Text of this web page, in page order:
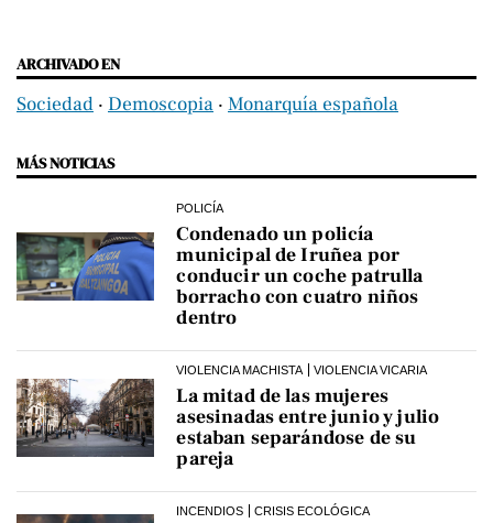
ARCHIVADO EN
Sociedad ‧ Demoscopia ‧ Monarquía española
MÁS NOTICIAS
POLICÍA
Condenado un policía
municipal de Iruñea por
conducir un coche patrulla
borracho con cuatro niños
dentro
VIOLENCIA MACHISTA VIOLENCIA VICARIA
La mitad de las mujeres
asesinadas entre junio y julio
estaban separándose de su
pareja
INCENDIOS CRISIS ECOLÓGICA